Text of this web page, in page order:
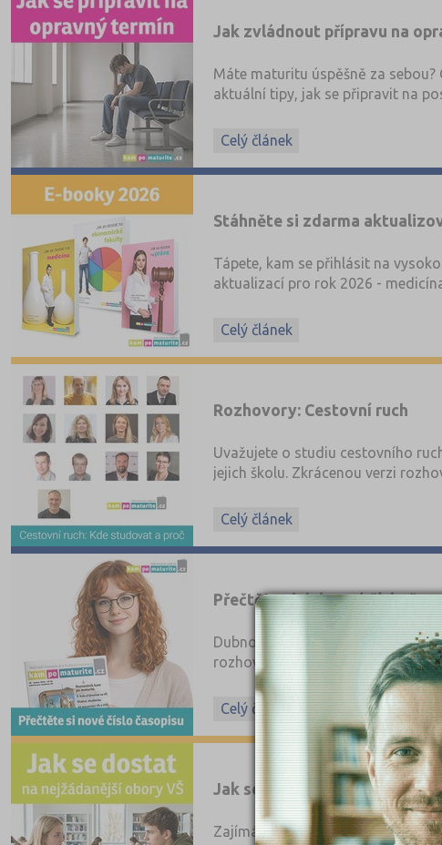
Jak zvládnout přípravu na
Máte maturitu úspěšně za
aktuální tipy, jak se připravit na
Celý článek
Stáhněte si zdarma
Tápete, kam se přihlásit na
aktualizací pro rok 2026 -
Celý článek
Rozhovory: Cestovní ruch
Uvažujete o studiu cestovního
jejich školu. Zkrácenou verzi
Celý článek
Přečtěte si dubnové číslo
Dubnové číslo časopisu
rozhovory se zástupci VŠ a VOŠ
jazykových škol. V tištěné formě
Celý článek
Jak se dostat na nejžádanější
Zajímá vás, kde se na dané